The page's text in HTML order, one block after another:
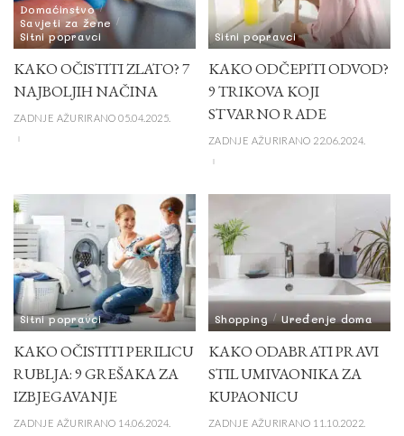
Domaćinstvo
Savjeti za žene
Sitni popravci
KAKO OČISTITI ZLATO? 7
NAJBOLJIH NAČINA
ZADNJE AŽURIRANO 05.04.2025.
Sitni popravci
KAKO ODČEPITI ODVOD?
9 TRIKOVA KOJI
STVARNO RADE
ZADNJE AŽURIRANO 22.06.2024.
Sitni popravci
KAKO OČISTITI PERILICU
RUBLJA: 9 GREŠAKA ZA
IZBJEGAVANJE
ZADNJE AŽURIRANO 14.06.2024.
Shopping Uređenje doma
KAKO ODABRATI PRAVI
STIL UMIVAONIKA ZA
KUPAONICU
ZADNJE AŽURIRANO 11.10.2022.